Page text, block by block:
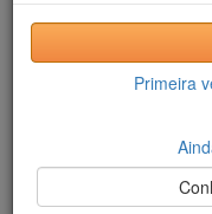
Primeira